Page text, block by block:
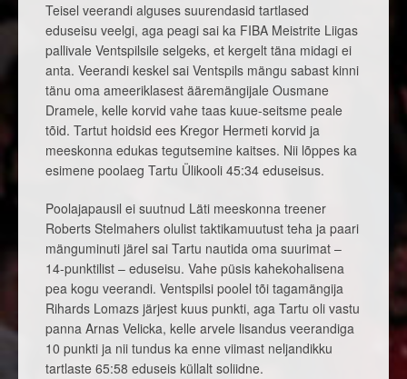
Teisel veerandi alguses suurendasid tartlased
eduseisu veelgi, aga peagi sai ka FIBA Meistrite Liigas
pallivale Ventspilsile selgeks, et kergelt täna midagi ei
anta. Veerandi keskel sai Ventspils mängu sabast kinni
tänu oma ameeriklasest ääremängijale Ousmane
Dramele, kelle korvid vahe taas kuue-seitsme peale
tõid. Tartut hoidsid ees Kregor Hermeti korvid ja
meeskonna edukas tegutsemine kaitses. Nii lõppes ka
esimene poolaeg Tartu Ülikooli 45:34 eduseisus.
Poolajapausil ei suutnud Läti meeskonna treener
Roberts Stelmahers olulist taktikamuutust teha ja paari
mänguminuti järel sai Tartu nautida oma suurimat –
14-punktilist – eduseisu. Vahe püsis kahekohalisena
pea kogu veerandi. Ventspilsi poolel tõi tagamängija
Rihards Lomazs järjest kuus punkti, aga Tartu oli vastu
panna Arnas Velicka, kelle arvele lisandus veerandiga
10 punkti ja nii tundus ka enne viimast neljandikku
tartlaste 65:58 eduseis küllalt soliidne.